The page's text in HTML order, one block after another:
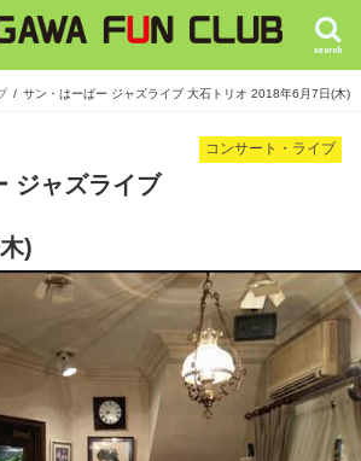
search
サン・はーばー ジャズライブ 大石トリオ 2018年6月7日(木)
コンサート・ライブ
ジャズライブ
)